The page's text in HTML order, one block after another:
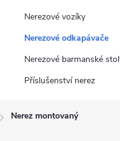
Nerezové vozíky
Nerezové odkapávače
Nerezové barmanské
Příslušenství nerez
Nerez montovaný